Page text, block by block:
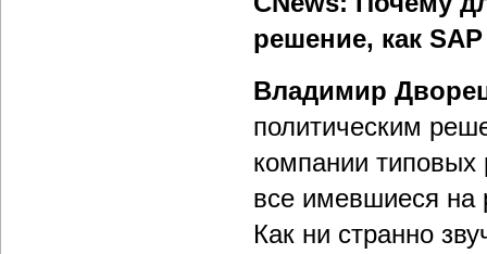
решение, как
Владимир
политическим
компании типовых
все имевшиеся на
Как ни странно